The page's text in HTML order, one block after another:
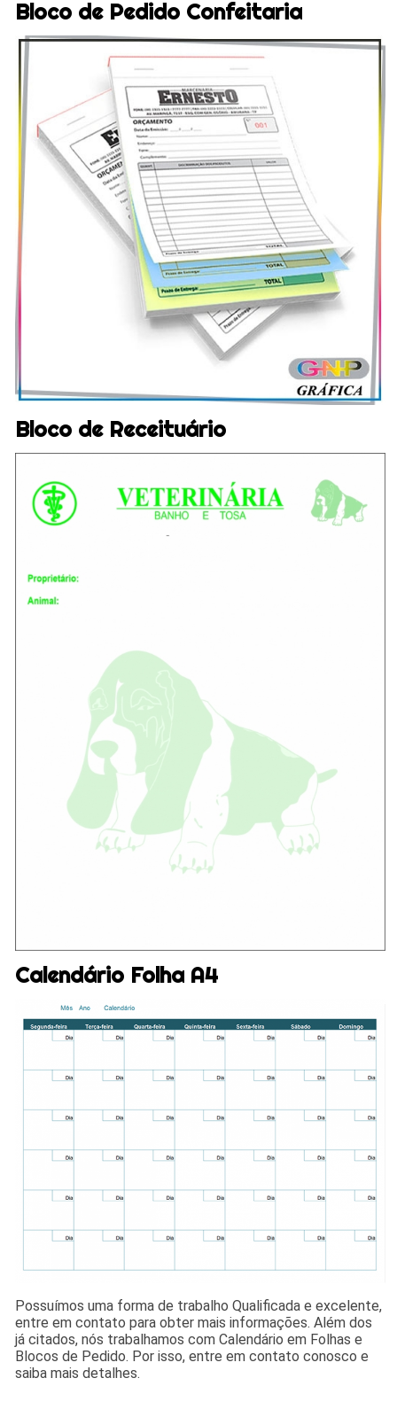
Bloco de Pedido Confeitaria
Bloco de Receituário
Calendário Folha A4
Possuímos uma forma de trabalho Qualificada e excelente,
entre em contato para obter mais informações. Além dos
já citados, nós trabalhamos com Calendário em Folhas e
Blocos de Pedido. Por isso, entre em contato conosco e
saiba mais detalhes.